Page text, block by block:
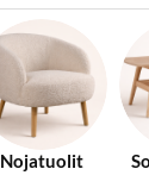
Nojatuolit